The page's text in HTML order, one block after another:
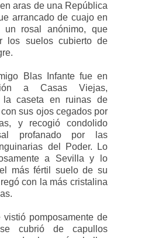
aras de una República
arrancado de cuajo en
un rosal anónimo, que
los suelos cubierto de
Blas Infante fue en
a Casas Viejas,
la caseta en ruinas de
sus ojos cegados por
y recogió condolido
profanado por las
del Poder. Lo
a Sevilla y lo
más fértil suelo de su
con la más cristalina
vistió pomposamente de
cubrió de capullos